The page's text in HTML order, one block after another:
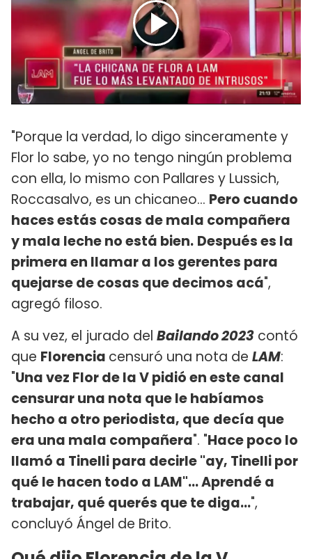
"Porque la verdad, lo digo sinceramente y
Flor lo sabe, yo no tengo ningún problema
con ella, lo mismo con Pallares y Lussich,
Roccasalvo, es un chicaneo... Pero cuando
haces estás cosas de mala compañera
y mala leche no está bien. Después es la
primera en llamar a los gerentes para
quejarse de cosas que decimos acá",
agregó filoso.
A su vez, el jurado del Bailando 2023 contó
que Florencia censuró una nota de LAM:
"Una vez Flor de la V pidió en este canal
censurar una nota que le habíamos
hecho a otro periodista, que decía que
era una mala compañera". "Hace poco lo
llamó a Tinelli para decirle "ay, Tinelli por
qué le hacen todo a LAM"... Aprendé a
trabajar, qué querés que te diga...",
concluyó Ángel de Brito.